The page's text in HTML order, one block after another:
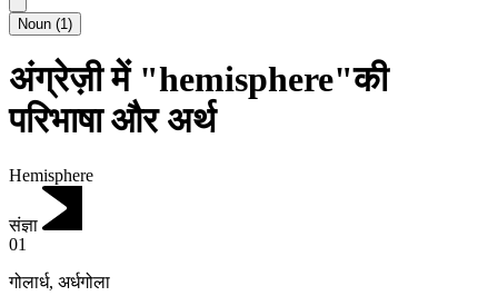
Noun (1)
अंग्रेज़ी में "hemisphere"की
परिभाषा और अर्थ
Hemisphere
संज्ञा
01
गोलार्ध, अर्धगोला